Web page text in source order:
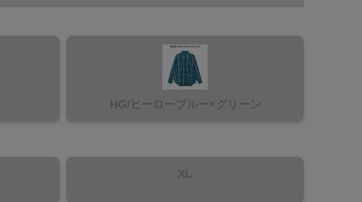
HG/ヒーローブルー×グリーン
XL